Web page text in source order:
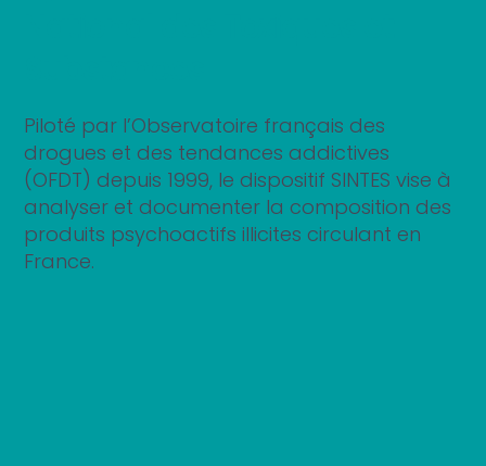
Piloté par l’Observatoire français des
drogues et des tendances addictives
(OFDT) depuis 1999, le dispositif SINTES vise à
analyser et documenter la composition des
produits psychoactifs illicites circulant en
France.